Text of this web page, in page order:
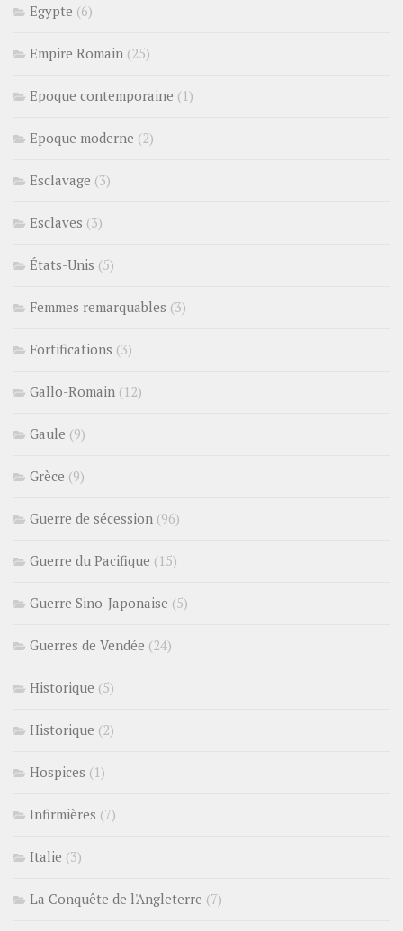
Egypte (6)
Empire Romain (25)
Epoque contemporaine (1)
Epoque moderne (2)
Esclavage (3)
Esclaves (3)
États-Unis (5)
Femmes remarquables (3)
Fortifications (3)
Gallo-Romain (12)
Gaule (9)
Grèce (9)
Guerre de sécession (96)
Guerre du Pacifique (15)
Guerre Sino-Japonaise (5)
Guerres de Vendée (24)
Historique (5)
Historique (2)
Hospices (1)
Infirmières (7)
Italie (3)
La Conquête de l'Angleterre (7)